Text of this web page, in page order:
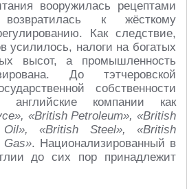
вооружилась рецептами
к жёсткому
Как следствие,
усилилось, налоги на богатых
высот, а промышленность
До тэтчеровской
собственности
английские компании как
«British Petroleum», «British
Oil», «British Steel», «British
Gas». Национализированный в
до сих пор принадлежит